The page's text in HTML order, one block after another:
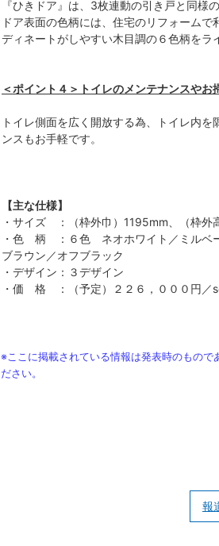
『ひきドア』は、3枚連動の引き戸と同様の
ドア表面の色柄には、住宅のリフォーム
ディネートがしやすい木目調の６色柄をラ
＜ポイント４＞トイレのメンテナンスやお
トイレ側面を広く開放する為、トイレ内
ンスもお手軽です。
【主な仕様】
・サイズ ：（枠外巾）1195mm、（枠
・色 柄 ：６色 ネオホワイト／ミルベ
ブラウン／オフブラック
・デザイン：３デザイン
・価 格 ：（予定）２２６，０００円／
※ここに掲載されている情報は発表時のもので
ださい。
報